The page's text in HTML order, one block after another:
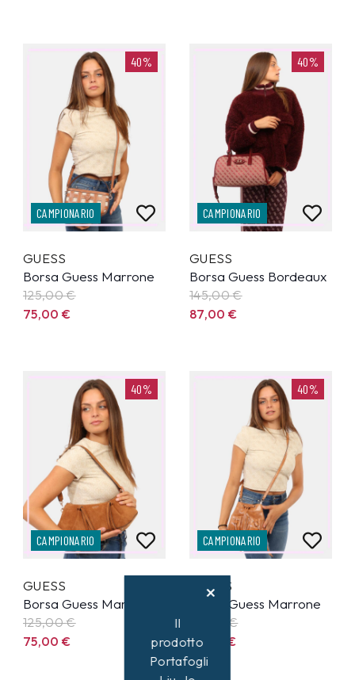
40%
CAMPIONARIO
GUESS
Borsa Guess Marrone
125,00€
75,00€
40%
CAMPIONARIO
GUESS
Borsa Guess Bordeaux
145,00€
87,00€
40%
CAMPIONARIO
GUESS
Borsa Guess Marrone
125,00€
75,00€
40%
CAMPIONARIO
GUESS
Borsa Guess Marrone
€
57,00
€
Il
prodotto
Portafogli